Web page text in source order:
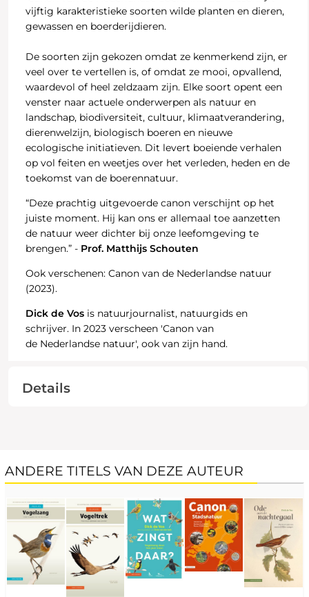
vijftig karakteristieke soorten wilde planten en dieren,
gewassen en boerderijdieren.
De soorten zijn gekozen omdat ze kenmerkend zijn, er
veel over te vertellen is, of omdat ze mooi, opvallend,
waardevol of heel zeldzaam zijn. Elke soort opent een
venster naar actuele onderwerpen als natuur en
landschap, biodiversiteit, cultuur, klimaatverandering,
dierenwelzijn, biologisch boeren en nieuwe
ecologische initiatieven. Dit levert boeiende verhalen
op vol feiten en weetjes over het verleden, heden en de
toekomst van de boerennatuur.
“Deze prachtig uitgevoerde canon verschijnt op het
juiste moment. Hij kan ons er allemaal toe aanzetten
de natuur weer dichter bij onze leefomgeving te
brengen.” - Prof. Matthijs Schouten
Ook verschenen: Canon van de Nederlandse natuur
(2023).
Dick de Vosis natuurjournalist, natuurgids en
schrijver. In 2023 verscheen 'Canon van
de Nederlandse natuur', ook van zijn hand.
Details
ANDERE TITELS VAN DEZE AUTEUR